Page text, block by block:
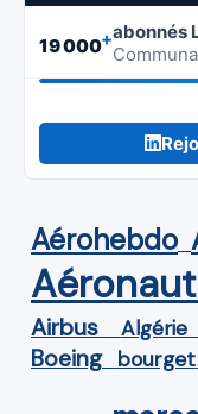
19 000+abonnés
Aérohebdo
Airbus Algérie
Boeing bourget